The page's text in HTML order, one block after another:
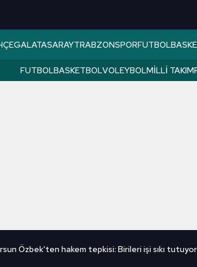
GALATASARAYTRABZONSPORFUTBOL
FUTBOLBASKETBOLVOLEYBOLMILLI TAKIM
Özbek'ten hakem tepkisi: Birileri işi sıkı